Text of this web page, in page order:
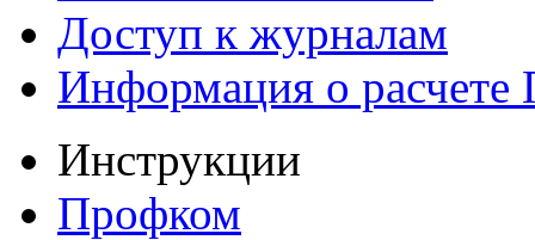
Доступ к журналам
Информация о
Инструкции
Профком